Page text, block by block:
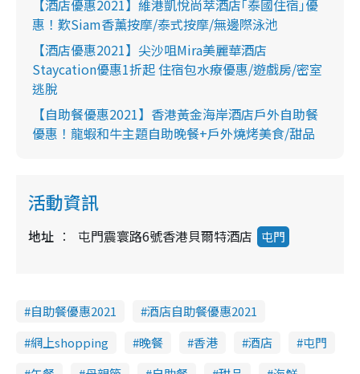
【酒店優惠2021】維港凱悅尚萃酒店｢泰國住宿｣優
惠！歎Siam香薰按摩/泰式按摩/無邊際泳池
【酒店優惠2021】尖沙咀Mira美麗華酒店
Staycation優惠1折起 住宿包水療優惠/遊戲房/密室
逃脫
【自助餐優惠2021】香港黃金海岸酒店戶外自助餐
優惠！龍蝦和牛主題自助晚餐+戶外燒烤美食/甜品
活動資訊
地址 屯門震寰路6號香港貝爾特酒店 屯門
自助餐優惠2021
酒店自助餐優惠2021
網上shopping
晚餐 香港 酒店
屯門